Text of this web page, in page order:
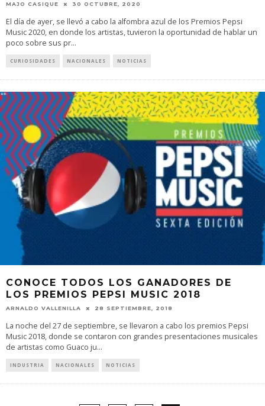
MAJO CASIQUE 30 OCTUBRE, 2020
El día de ayer, se llevó a cabo la alfombra azul de los Premios Pepsi
Music 2020, en donde los artistas, tuvieron la oportunidad de hablar un
poco sobre sus pr...
CURIOSIDADES NACIONALES NOTICIAS
CONOCE TODOS LOS GANADORES DE
LOS PREMIOS PEPSI MUSIC 2018
ARNALDO VALLENILLA 28 SEPTIEMBRE, 2018
La noche del 27 de septiembre, se llevaron a cabo los premios Pepsi
Music 2018, donde se contaron con grandes presentaciones musicales
de artistas como Guaco ju...
INDUSTRIA NACIONALES NOTICIAS